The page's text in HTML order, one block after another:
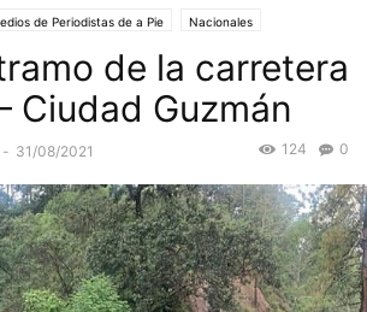
de Periodistas de a Pie Nacionales
de la carretera
Ciudad Guzmán
- 31/08/2021 0
124